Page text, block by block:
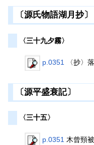
〔源氏物語湖月抄〕
〈三十九夕霧〉
p.0351 〈抄〉
〔源平盛衰記〕
〈三十五〉
p.0351 木曾頸被